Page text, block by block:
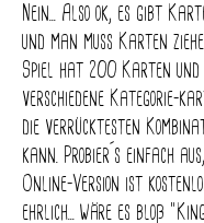
Nein... Also ok, es gibt
und man muss Karten
Spiel hat 200 Karten und
verschiedene Kategorie-
die verrücktesten
kann. Probier´s einfach
Online-Version ist
ehrlich... wäre es bloß